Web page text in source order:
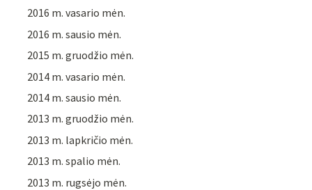
2016 m. vasario mėn.
2016 m. sausio mėn.
2015 m. gruodžio mėn.
2014 m. vasario mėn.
2014 m. sausio mėn.
2013 m. gruodžio mėn.
2013 m. lapkričio mėn.
2013 m. spalio mėn.
2013 m. rugsėjo mėn.